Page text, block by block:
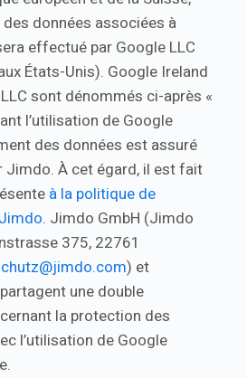
données associées à
effectué par Google LLC
États-Unis). Google Ireland
sont dénommés ci-après «
l’utilisation de Google
des données est assuré
Jimdo. À cet égard, il est fait
à la politique de
. Jimdo GmbH (Jimdo
375, 22761
) et
une double
la protection des
l’utilisation de Google